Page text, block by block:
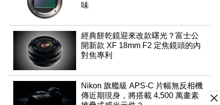
味
經典餅乾鏡迎來改款曙光？富士公
開新款 XF 18mm F2 定焦鏡頭的內
對焦專利
Nikon 旗艦級 APS-C 片幅無反相機
傳近期現身，將搭載 4,500 萬畫素